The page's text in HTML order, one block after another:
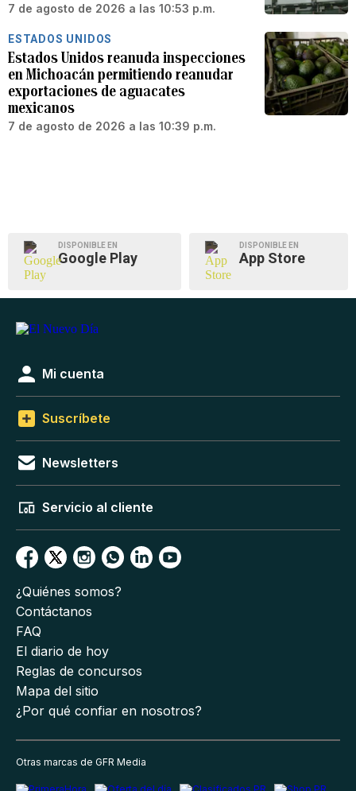
7 de agosto de 2026 a las 10:53 p.m.
ESTADOS UNIDOS
Estados Unidos reanuda inspecciones
en Michoacán permitiendo reanudar
exportaciones de aguacates
mexicanos
7 de agosto de 2026 a las 10:39 p.m.
DISPONIBLE EN
Google Play
DISPONIBLE EN
App Store
Mi cuenta
Suscríbete
Newsletters
Servicio al cliente
¿Quiénes somos?
Contáctanos
FAQ
El diario de hoy
Reglas de concursos
Mapa del sitio
¿Por qué confiar en nosotros?
Otras marcas de GFR Media